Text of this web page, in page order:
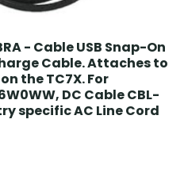
- Cable USB Snap-On
Cable. Attaches to
the TC7X. For
DC Cable CBL-
specific AC Line Cord